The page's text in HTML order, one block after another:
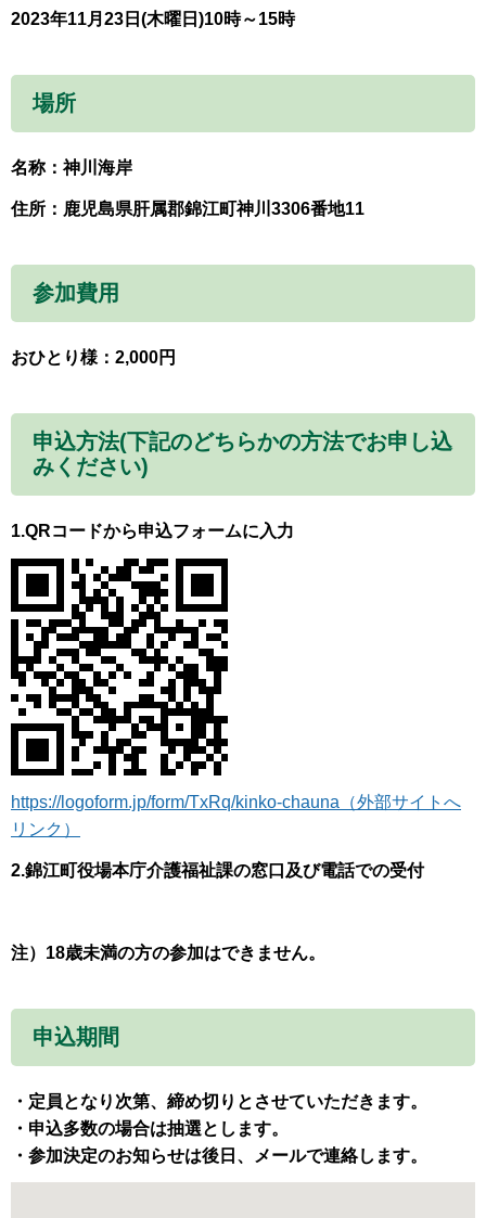
2023年11月23日(木曜日)10時～15時
場所
名称：神川海岸
住所：鹿児島県肝属郡錦江町神川3306番地11
参加費用
おひとり様：2,000円
申込方法(下記のどちらかの方法でお申し込
みください)
1.QRコードから申込フォームに入力
https://logoform.jp/form/TxRq/kinko-chauna（外部サイトへ
リンク）
2.錦江町役場本庁介護福祉課の窓口及び電話での受付
注）18歳未満の方の参加はできません。
申込期間
・定員となり次第、締め切りとさせていただきます。
・申込多数の場合は抽選とします。
・参加決定のお知らせは後日、メールで連絡します。